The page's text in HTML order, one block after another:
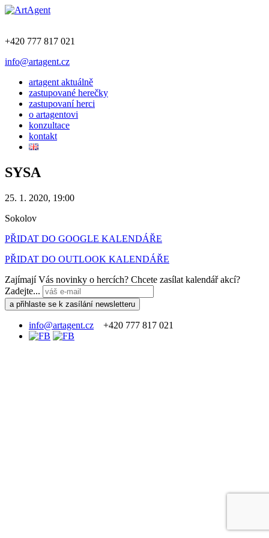
+420 777 817 021
info@artagent.cz
artagent aktuálně
zastupované herečky
zastupovaní herci
o artagentovi
konzultace
kontakt
SYSA
25. 1. 2020, 19:00
Sokolov
PŘIDAT DO GOOGLE KALENDÁŘE
PŘIDAT DO OUTLOOK KALENDÁŘE
Zajímají Vás novinky o hercích? Chcete zasílat kalendář akcí?
Zadejte...
info@artagent.cz +420 777 817 021